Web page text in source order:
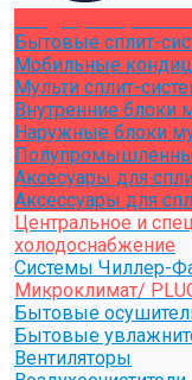
Бытовые сплит-
Мобильные
Мульти сплит-
Внутренние блоки
Наружные блоки
Аксесуары для
Аксессуары для
Центральное и
холодоснабжение
Системы Чиллер-
Микроклимат/
Бытовые
Бытовые
Вентиляторы